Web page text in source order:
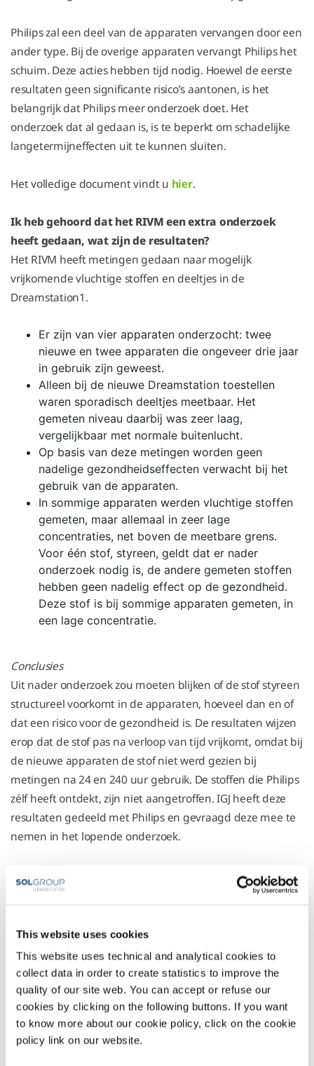
This website uses cookies
This website uses technical and analytical cookies to
collect data in order to create statistics to improve the
quality of our site web. You can accept or refuse our
cookies by clicking on the following buttons. If you want
to know more about our cookie policy, click on the cookie
policy link on our website.
Philips zal een deel van de apparaten vervangen door een
ander type. Bij de overige apparaten vervangt Philips het
schuim. Deze acties hebben tijd nodig. Hoewel de eerste
resultaten geen significante risico’s aantonen, is het
belangrijk dat Philips meer onderzoek doet. Het
onderzoek dat al gedaan is, is te beperkt om schadelijke
langetermijneffecten uit te kunnen sluiten.
Het volledige document vindt u hier.
Ik heb gehoord dat het RIVM een extra onderzoek
heeft gedaan, wat zijn de resultaten?
Het RIVM heeft metingen gedaan naar mogelijk
vrijkomende vluchtige stoffen en deeltjes in de
Dreamstation1.
Er zijn van vier apparaten onderzocht: twee
nieuwe en twee apparaten die ongeveer drie jaar
in gebruik zijn geweest.
Alleen bij de nieuwe Dreamstation toestellen
waren sporadisch deeltjes meetbaar. Het
gemeten niveau daarbij was zeer laag,
vergelijkbaar met normale buitenlucht.
Op basis van deze metingen worden geen
nadelige gezondheidseffecten verwacht bij het
gebruik van de apparaten.
In sommige apparaten werden vluchtige stoffen
gemeten, maar allemaal in zeer lage
concentraties, net boven de meetbare grens.
Voor één stof, styreen, geldt dat er nader
onderzoek nodig is, de andere gemeten stoffen
hebben geen nadelig effect op de gezondheid.
Deze stof is bij sommige apparaten gemeten, in
een lage concentratie.
Conclusies
Uit nader onderzoek zou moeten blijken of de stof styreen
structureel voorkomt in de apparaten, hoeveel dan en of
dat een risico voor de gezondheid is. De resultaten wijzen
erop dat de stof pas na verloop van tijd vrijkomt, omdat bij
de nieuwe apparaten de stof niet werd gezien bij
metingen na 24 en 240 uur gebruik. De stoffen die Philips
zélf heeft ontdekt, zijn niet aangetroffen. IGJ heeft deze
resultaten gedeeld met Philips en gevraagd deze mee te
nemen in het lopende onderzoek.
Het onderzoek door RIVM moet worden beschouwd als
een steekproef. De resultaten zijn vooral een
apparaten te blijven gebruiken totdat ze door Philips zijn
omgewisseld. Philips is medio september in Nederland
gestart met de uitlevering van vervangende apparatuur.
Het volledige document vindt uhier .
Ik gebruik één van de genoemde apparaten. Wat moet